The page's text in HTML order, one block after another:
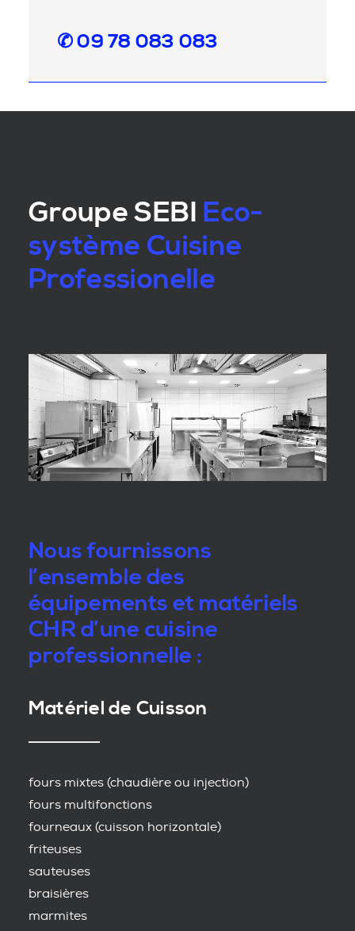
✆ 09 78 083 083
Groupe SEBI Eco-
système Cuisine
Professionelle
Nous fournissons
l’ensemble des
équipements et matériels
CHR d’une cuisine
professionnelle :
Matériel de Cuisson
fours mixtes (chaudière ou injection)
fours multifonctions
fourneaux (cuisson horizontale)
friteuses
sauteuses
braisières
marmites